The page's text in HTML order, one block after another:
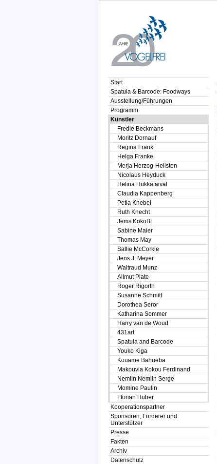
Start
Spatula & Barcode: Foodways
Ausstellung/Führungen
Programm
Künstler
Fredie Beckmans
Moritz Dornauf
Regina Frank
Helga Franke
Merja Herzog-Hellsten
Nicolaus Heyduck
Helina Hukkataival
Claudia Kappenberg
Petia Knebel
Ruth Knecht
Jems KokoBi
Sabine Maier
Thomas May
Sallie McCorkle
Jens J. Meyer
Waltraud Munz
Allmut Plate
Roger Rigorth
Susanne Schmitt
Dorothea Seror
Katharina Sommer
Harry van de Woud
431art
Spatula and Barcode
Youko Kiga
Kouame Bahueba
Makouvia Kokou Ferdinand
Nemlin Nemlin Serge
Momine Paulin
Florian Huber
Kooperationspartner
Sponsoren, Förderer und
Unterstützer
Presse
Fakten
Archiv
Datenschutz